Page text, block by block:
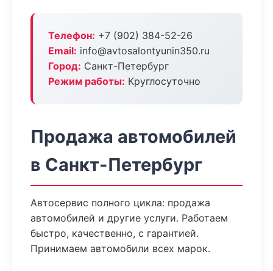
Телефон: +7 (902) 384-52-26
Email: info@avtosalontyunin350.ru
Город: Санкт-Петербург
Режим работы: Круглосуточно
Продажа автомобилей
в Санкт-Петербург
Автосервис полного цикла: продажа
автомобилей и другие услуги. Работаем
быстро, качественно, с гарантией.
Принимаем автомобили всех марок.